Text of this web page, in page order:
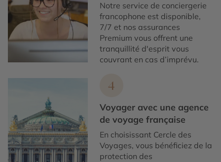
Notre service de conciergerie
francophone est disponible,
7/7 et nos assurances
Premium vous offrent une
tranquillité d'esprit vous
couvrant en cas d’imprévu.
4
Voyager avec une agence
de voyage française
En choisissant Cercle des
Voyages, vous bénéficiez de la
protection des